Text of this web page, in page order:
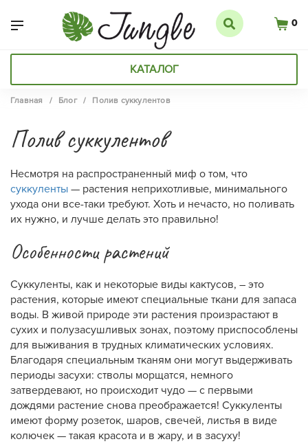
0
КАТАЛОГ
Главная / Блог / Полив суккулентов
Полив суккулентов
Несмотря на распространенный миф о том, что
суккуленты — растения неприхотливые, минимального
ухода они все-таки требуют. Хоть и нечасто, но поливать
их нужно, и лучше делать это правильно!
Особенности растений
Суккуленты, как и некоторые виды кактусов, – это
растения, которые имеют специальные ткани для запаса
воды. В живой природе эти растения произрастают в
сухих и полузасушливых зонах, поэтому приспособлены
для выживания в трудных климатических условиях.
Благодаря специальным тканям они могут выдерживать
периоды засухи: стволы морщатся, немного
затвердевают, но происходит чудо — с первыми
дождями растение снова преображается! Суккуленты
имеют форму розеток, шаров, свечей, листья в виде
колючек — такая красота и в жару, и в засуху!